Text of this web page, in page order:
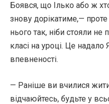
Боявся, що Ілько або ж
знову дорікатиме,—
нього так, ніби стояли
класі на уроці. Це
впевненості.
— Раніше ви вчилися
відчаюйтесь, будьте у